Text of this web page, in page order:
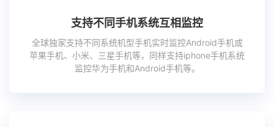
支持不同手机系统互相监控
全球独家支持不同系统机型手机实时监控Android手机或
苹果手机、小米、三星手机等，同样支持iphone手机系统
监控华为手机和Android手机等。